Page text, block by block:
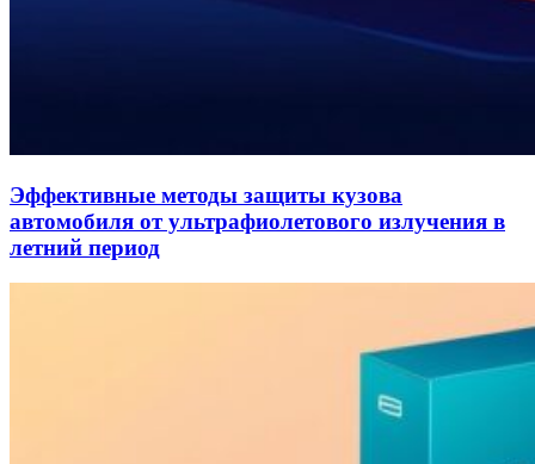
Эффективные методы защиты кузова
автомобиля от ультрафиолетового излучения в
летний период